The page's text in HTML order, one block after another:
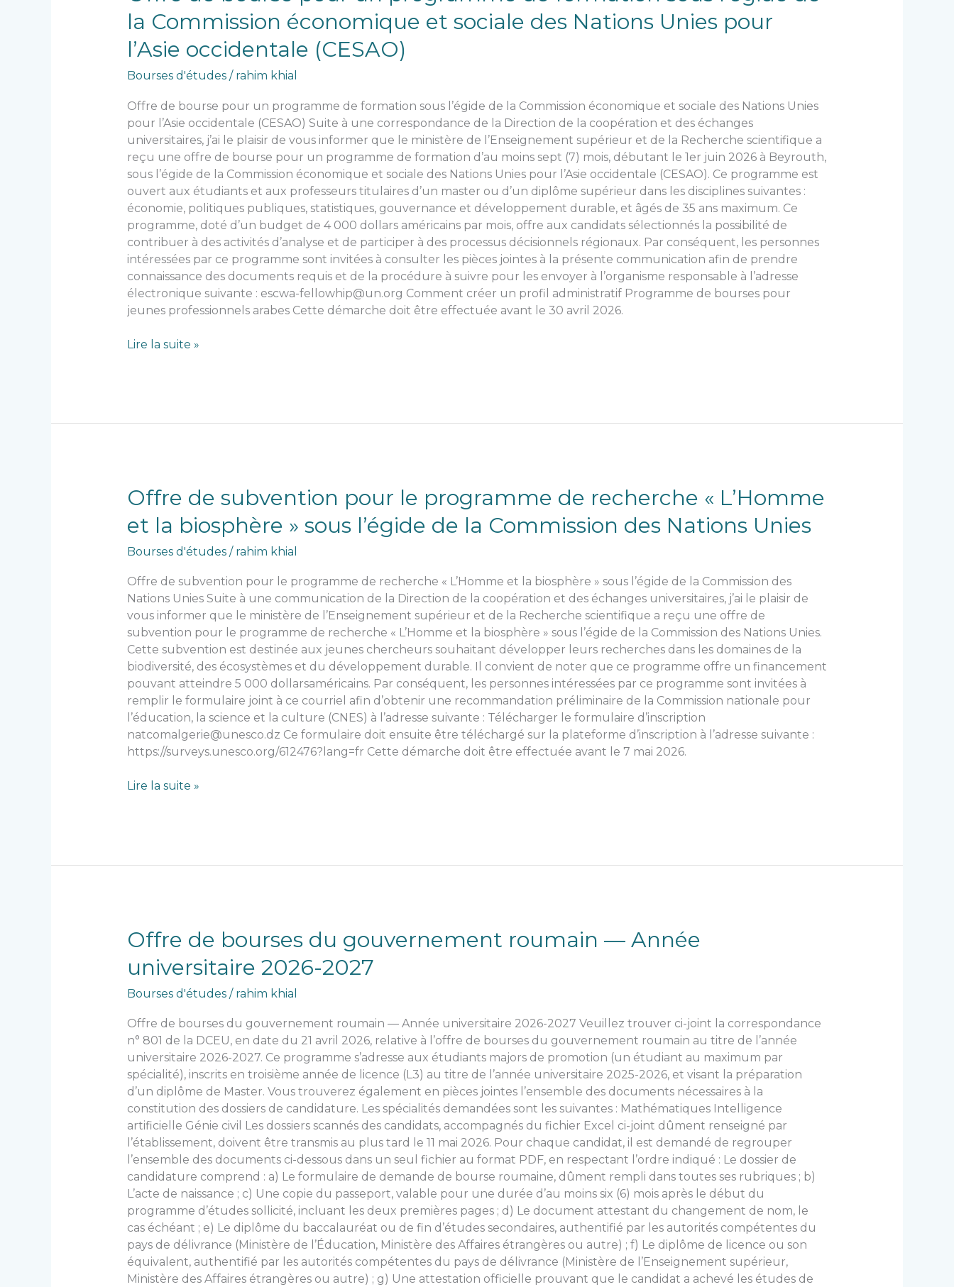
la Commission économique et sociale des Nations Unies pour
l’Asie occidentale (CESAO)
Bourses d'études/ rahim khial
Offre de bourse pour un programme de formation sous l’égide de la Commission économique et sociale des Nations Unies
pour l’Asie occidentale (CESAO) Suite à une correspondance de la Direction de la coopération et des échanges
universitaires, j’ai le plaisir de vous informer que le ministère de l’Enseignement supérieur et de la Recherche scientifique a
reçu une offre de bourse pour un programme de formation d’au moins sept (7) mois, débutant le 1er juin 2026 à Beyrouth,
sous l’égide de la Commission économique et sociale des Nations Unies pour l’Asie occidentale (CESAO). Ce programme est
ouvert aux étudiants et aux professeurs titulaires d’un master ou d’un diplôme supérieur dans les disciplines suivantes :
économie, politiques publiques, statistiques, gouvernance et développement durable, et âgés de 35 ans maximum. Ce
programme, doté d’un budget de 4 000 dollars américains par mois, offre aux candidats sélectionnés la possibilité de
contribuer à des activités d’analyse et de participer à des processus décisionnels régionaux. Par conséquent, les personnes
intéressées par ce programme sont invitées à consulter les pièces jointes à la présente communication afin de prendre
connaissance des documents requis et de la procédure à suivre pour les envoyer à l’organisme responsable à l’adresse
électronique suivante : escwa-fellowhip@un.org Comment créer un profil administratif Programme de bourses pour
jeunes professionnels arabes Cette démarche doit être effectuée avant le 30 avril 2026.
de
bourse
pour
un
programme
formation
sous
l’égide
de
la
Commission
économique
et
sociale
des
Nations
Unies
pour
occidentale
Lire la suite »
Offre de subvention pour le programme de recherche « L’Homme
et la biosphère » sous l’égide de la Commission des Nations Unies
Bourses d'études/ rahim khial
Offre de subvention pour le programme de recherche « L’Homme et la biosphère » sous l’égide de la Commission des
Nations Unies Suite à une communication de la Direction de la coopération et des échanges universitaires, j’ai le plaisir de
vous informer que le ministère de l’Enseignement supérieur et de la Recherche scientifique a reçu une offre de
subvention pour le programme de recherche « L’Homme et la biosphère » sous l’égide de la Commission des Nations Unies.
Cette subvention est destinée aux jeunes chercheurs souhaitant développer leurs recherches dans les domaines de la
biodiversité, des écosystèmes et du développement durable. Il convient de noter que ce programme offre un financement
pouvant atteindre 5 000 dollarsaméricains. Par conséquent, les personnes intéressées par ce programme sont invitées à
remplir le formulaire joint à ce courriel afin d’obtenir une recommandation préliminaire de la Commission nationale pour
l’éducation, la science et la culture (CNES) à l’adresse suivante : Télécharger le formulaire d’inscription
natcomalgerie@unesco.dz Ce formulaire doit ensuite être téléchargé sur la plateforme d’inscription à l’adresse suivante :
https://surveys.unesco.org/612476?lang=fr Cette démarche doit être effectuée avant le 7 mai 2026.
Offre
de
subvention
le
programme
de
recherche
« L’Homme
et
la
biosphère »
sous
l’égide
de
la
des
Lire la suite »
Offre de bourses du gouvernement roumain — Année
universitaire 2026-2027
Bourses d'études/ rahim khial
Offre de bourses du gouvernement roumain — Année universitaire 2026-2027 Veuillez trouver ci-joint la correspondance
n° 801 de la DCEU, en date du 21 avril 2026, relative à l’offre de bourses du gouvernement roumain au titre de l’année
universitaire 2026-2027. Ce programme s’adresse aux étudiants majors de promotion (un étudiant au maximum par
spécialité), inscrits en troisième année de licence (L3) au titre de l’année universitaire 2025-2026, et visant la préparation
d’un diplôme de Master. Vous trouverez également en pièces jointes l’ensemble des documents nécessaires à la
constitution des dossiers de candidature. Les spécialités demandées sont les suivantes : Mathématiques Intelligence
artificielle Génie civil Les dossiers scannés des candidats, accompagnés du fichier Excel ci-joint dûment renseigné par
l’établissement, doivent être transmis au plus tard le 11 mai 2026. Pour chaque candidat, il est demandé de regrouper
l’ensemble des documents ci-dessous dans un seul fichier au format PDF, en respectant l’ordre indiqué : Le dossier de
candidature comprend : a) Le formulaire de demande de bourse roumaine, dûment rempli dans toutes ses rubriques ; b)
L’acte de naissance ; c) Une copie du passeport, valable pour une durée d’au moins six (6) mois après le début du
programme d’études sollicité, incluant les deux premières pages ; d) Le document attestant du changement de nom, le
cas échéant ; e) Le diplôme du baccalauréat ou de fin d’études secondaires, authentifié par les autorités compétentes du
pays de délivrance (Ministère de l’Éducation, Ministère des Affaires étrangères ou autre) ; f) Le diplôme de licence ou son
équivalent, authentifié par les autorités compétentes du pays de délivrance (Ministère de l’Enseignement supérieur,
Ministère des Affaires étrangères ou autre) ; g) Une attestation officielle prouvant que le candidat a achevé les études de
Offre
de
bourses
gouvernement
roumain
—
Année
universitaire
2026-
2027